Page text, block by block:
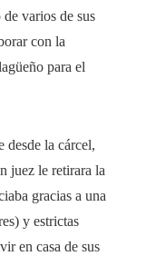
varios de sus
con la
para el
desde la cárcel,
juez le retirara la
gracias a una
y estrictas
en casa de sus